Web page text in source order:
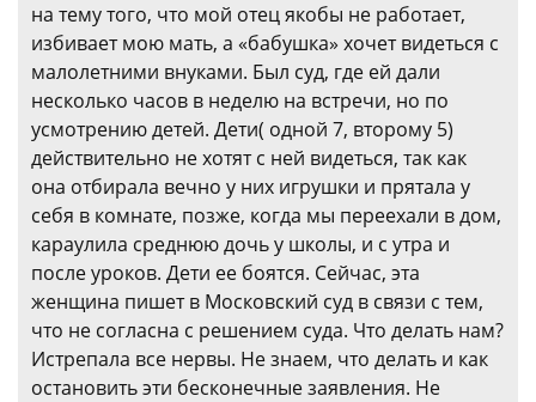
на тему того, что мой отец якобы не работает,
избивает мою мать, а «бабушка» хочет видеться с
малолетними внуками. Был суд, где ей дали
несколько часов в неделю на встречи, но по
усмотрению детей. Дети( одной 7, второму 5)
действительно не хотят с ней видеться, так как
она отбирала вечно у них игрушки и прятала у
себя в комнате, позже, когда мы переехали в дом,
караулила среднюю дочь у школы, и с утра и
после уроков. Дети ее боятся. Сейчас, эта
женщина пишет в Московский суд в связи с тем,
что не согласна с решением суда. Что делать нам?
Истрепала все нервы. Не знаем, что делать и как
остановить эти бесконечные заявления. Не